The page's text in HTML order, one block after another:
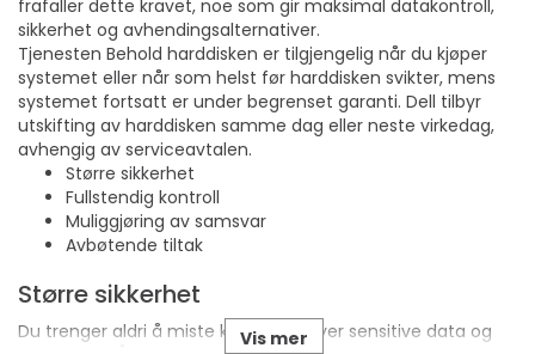
frafaller dette kravet, noe som gir maksimal datakontroll,
sikkerhet og avhendingsalternativer.
Tjenesten Behold harddisken er tilgjengelig når du kjøper
systemet eller når som helst før harddisken svikter, mens
systemet fortsatt er under begrenset garanti. Dell tilbyr
utskifting av harddisken samme dag eller neste virkedag,
avhengig av serviceavtalen.
Større sikkerhet
Fullstendig kontroll
Muliggjøring av samsvar
Avbøtende tiltak
Større sikkerhet
Du trenger aldri å miste kontrollen over sensitive data og
Vis mer